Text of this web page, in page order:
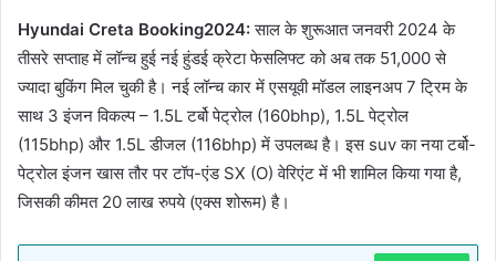
Hyundai Creta Booking2024:साल के शुरूआत जनवरी 2024 के
तीसरे सप्ताह में लॉन्च हुई नई हुंडई क्रेटा फेसलिफ्ट को अब तक 51,000 से
ज्यादा बुकिंग मिल चुकी है। नई लॉन्च कार में एसयूवी मॉडल लाइनअप 7 ट्रिम के
साथ 3 इंजन विकल्प – 1.5L टर्बो पेट्रोल (160bhp), 1.5L पेट्रोल
(115bhp) और 1.5L डीजल (116bhp) में उपलब्ध है। इस suv का नया टर्बो-
पेट्रोल इंजन खास तौर पर टॉप-एंड SX (O) वेरिएंट में भी शामिल किया गया है,
जिसकी कीमत 20 लाख रुपये (एक्स शोरूम) है।